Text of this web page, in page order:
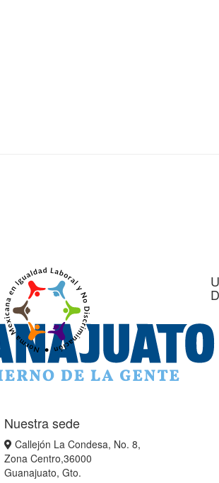
Nuestra sede
Callejón La Condesa, No. 8,
Zona Centro,36000
Guanajuato, Gto.